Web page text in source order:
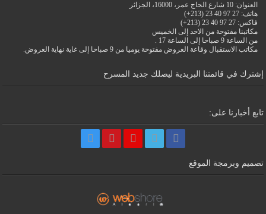
العنوان: 10 شارع الحاج عمر، 16000، الجزائر
هاتف: 27 97 40 23 (213+)
فاكس: 27 97 40 23 (213+)
مكاتبنا مفتوحة من الاحد إلى الخميس
من الساعة 9 صباحا إلى الساعة 17 .
مكاتب الاستقبال وقاعة العروض مفتوحة يوميا من 9 صباحا إلى غاية نهاية العروض.
إشترك في قائمتنا البريدية ليصلك جديد المسرح
تابع أخبارنا على:
تصميم وبرمجة الموقع